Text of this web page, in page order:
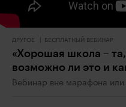
ДРУГОЕ БЕСПЛАТНЫЙ ВЕБИНАР
«Хорошая школа –
возможно ли это и
Вебинар вне марафона или